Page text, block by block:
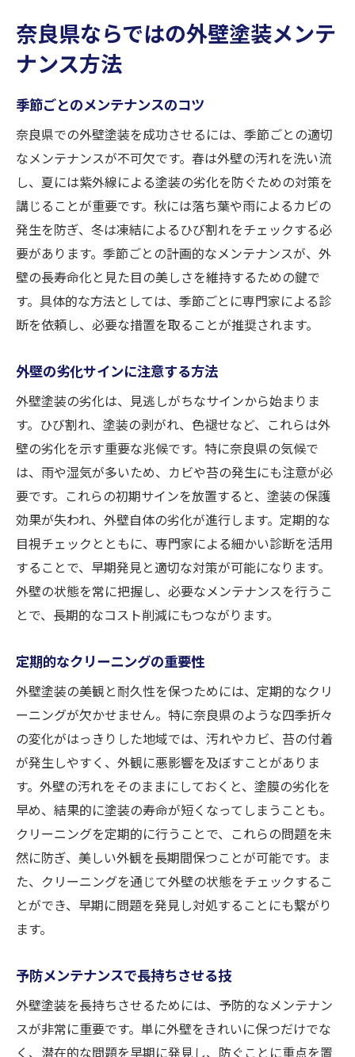
奈良県ならではの外壁塗装メンテ
ナンス方法
季節ごとのメンテナンスのコツ
奈良県での外壁塗装を成功させるには、季節ごとの適切
なメンテナンスが不可欠です。春は外壁の汚れを洗い流
し、夏には紫外線による塗装の劣化を防ぐための対策を
講じることが重要です。秋には落ち葉や雨によるカビの
発生を防ぎ、冬は凍結によるひび割れをチェックする必
要があります。季節ごとの計画的なメンテナンスが、外
壁の長寿命化と見た目の美しさを維持するための鍵で
す。具体的な方法としては、季節ごとに専門家による診
断を依頼し、必要な措置を取ることが推奨されます。
外壁の劣化サインに注意する方法
外壁塗装の劣化は、見逃しがちなサインから始まりま
す。ひび割れ、塗装の剥がれ、色褪せなど、これらは外
壁の劣化を示す重要な兆候です。特に奈良県の気候で
は、雨や湿気が多いため、カビや苔の発生にも注意が必
要です。これらの初期サインを放置すると、塗装の保護
効果が失われ、外壁自体の劣化が進行します。定期的な
目視チェックとともに、専門家による細かい診断を活用
することで、早期発見と適切な対策が可能になります。
外壁の状態を常に把握し、必要なメンテナンスを行うこ
とで、長期的なコスト削減にもつながります。
定期的なクリーニングの重要性
外壁塗装の美観と耐久性を保つためには、定期的なクリ
ーニングが欠かせません。特に奈良県のような四季折々
の変化がはっきりした地域では、汚れやカビ、苔の付着
が発生しやすく、外観に悪影響を及ぼすことがありま
す。外壁の汚れをそのままにしておくと、塗膜の劣化を
早め、結果的に塗装の寿命が短くなってしまうことも。
クリーニングを定期的に行うことで、これらの問題を未
然に防ぎ、美しい外観を長期間保つことが可能です。ま
た、クリーニングを通じて外壁の状態をチェックするこ
とができ、早期に問題を発見し対処することにも繋がり
ます。
予防メンテナンスで長持ちさせる技
外壁塗装を長持ちさせるためには、予防的なメンテナン
スが非常に重要です。単に外壁をきれいに保つだけでな
く、潜在的な問題を早期に発見し、防ぐことに重点を置